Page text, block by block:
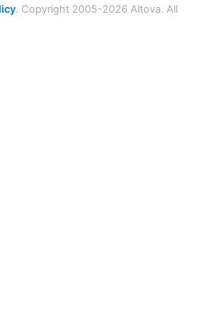
. Copyright 2005-2026 Altova. All